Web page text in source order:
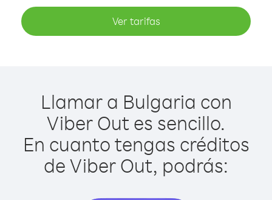
Ver tarifas
Llamar a Bulgaria con
Viber Out es sencillo.
En cuanto tengas créditos
de Viber Out, podrás: